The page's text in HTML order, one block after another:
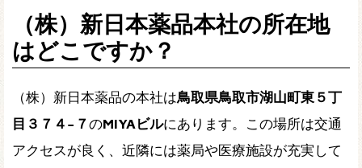
（株）新日本薬品本社の所在地
はどこですか？
（株）新日本薬品の本社は鳥取県鳥取市湖山町東５丁
目３７４−７のMIYAビルにあります。この場所は交通
アクセスが良く、近隣には薬局や医療施設が充実して